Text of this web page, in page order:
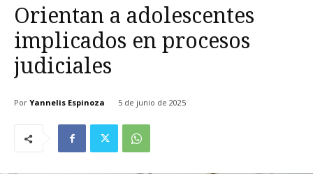
Orientan a adolescentes
implicados en procesos
judiciales
Por Yannelis Espinoza 5 de junio de 2025